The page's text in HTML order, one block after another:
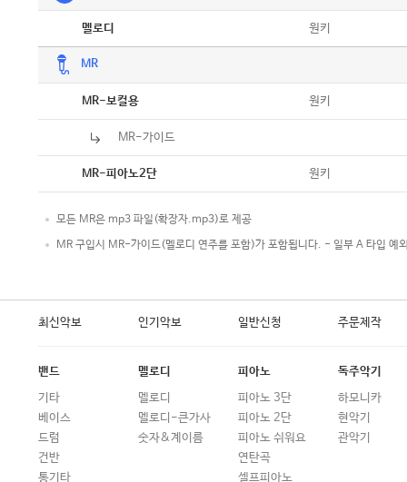
멜로디 원키
MR
MR-보컬용 원키
MR-가이드
MR-피아노2단 원키
모든 MR은 mp3 파일(확장자.mp3)로 제공
MR 구입시 MR-가이드(멜로디 연주를 포함)가 포함됩니다. - 일부 A 타입 예외
최신악보 인기악보 일반신청 주문제작
밴드
기타
베이스
드럼
건반
통기타
멜로디
멜로디
멜로디-큰가사
숫자&계이름
피아노
피아노 3단
피아노 2단
피아노 쉬워요
연탄곡
셀프피아노
독주악기
하모니카
현악기
관악기